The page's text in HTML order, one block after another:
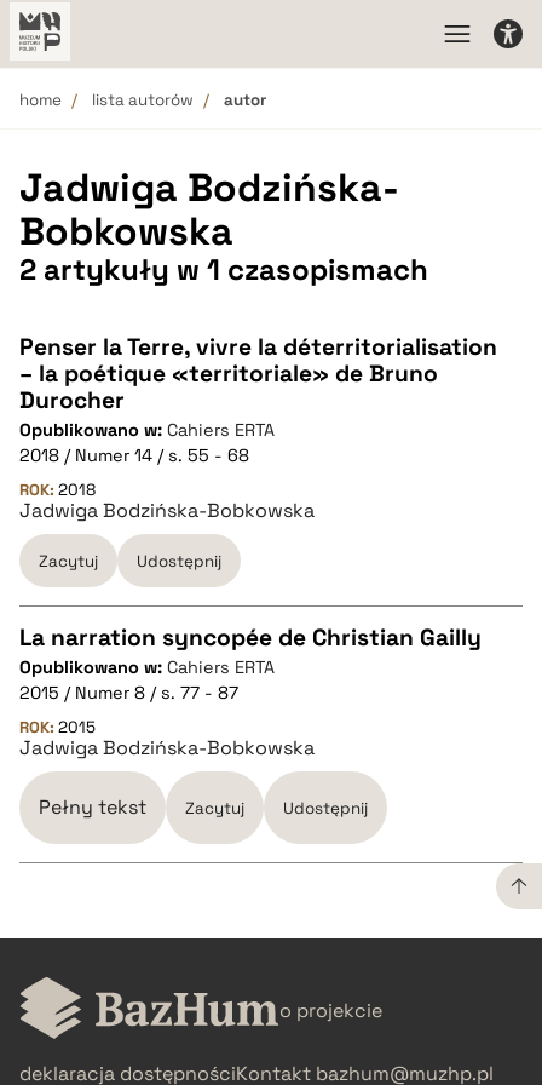
home lista autorów autor
Jadwiga Bodzińska-
Bobkowska
2 artykuły w 1 czasopismach
Penser la Terre, vivre la déterritorialisation
– la poétique «territoriale» de Bruno
Durocher
Opublikowano w: Cahiers ERTA
2018 / Numer 14 / s. 55 - 68
ROK: 2018
Jadwiga Bodzińska-Bobkowska
Zacytuj Udostępnij
CZYSTY TEKST
pobierz cytat
La narration syncopée de Christian Gailly
Opublikowano w: Cahiers ERTA
2015 / Numer 8 / s. 77 - 87
ROK: 2015
Jadwiga Bodzińska-Bobkowska
Pełny tekst Zacytuj Udostępnij
CZYSTY TEKST
pobierz cytat o projekcie
deklaracja dostępnościKontakt bazhum@muzhp.pl